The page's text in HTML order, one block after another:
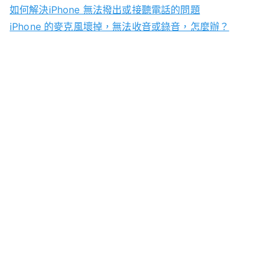
如何解決iPhone 無法撥出或接聽電話的問題
iPhone 的麥克風壞掉，無法收音或錄音，怎麼辦？